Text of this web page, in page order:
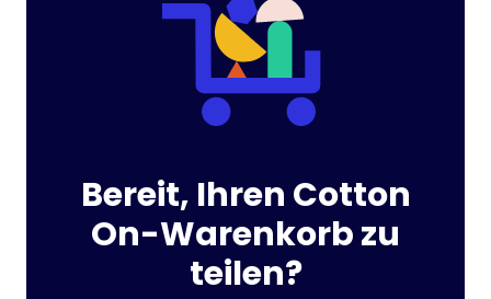
Bereit, Ihren Cotton
On-Warenkorb zu
teilen?